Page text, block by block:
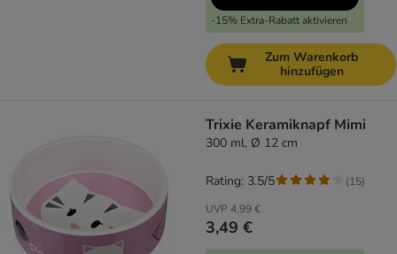
-15% Extra-Rabatt aktivieren
Zum Warenkorb
hinzufügen
Trixie Keramiknapf Mimi
300 ml, Ø 12 cm
UVP 4,99 €
3,49 €
Rating: 3.5/5 (15)